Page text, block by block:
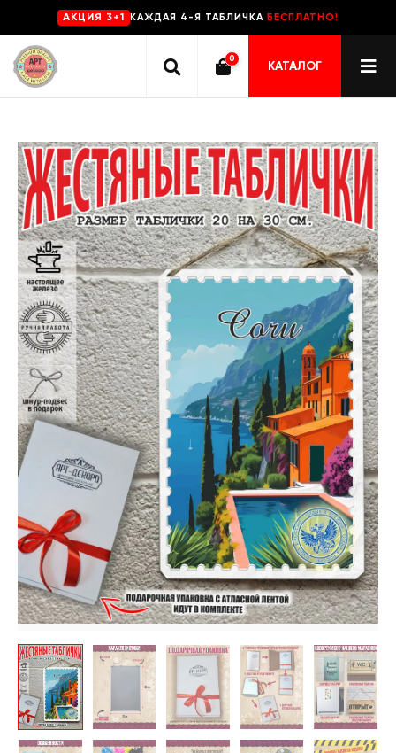
AKЦИЯ 3+1 КАЖДАЯ 4-Я ТАБЛИЧКА БЕСПЛАТНО!
0
КАТАЛОГ